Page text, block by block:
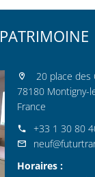
20 place des
78180 Montigny-
France
+33 1 30 80
Horaires :